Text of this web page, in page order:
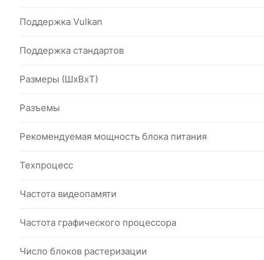
Поддержка Vulkan
Поддержка стандартов
Размеры (ШxВxТ)
Разъемы
Рекомендуемая мощность блока питания
Техпроцесс
Частота видеопамяти
Частота графического процессора
Число блоков растеризации